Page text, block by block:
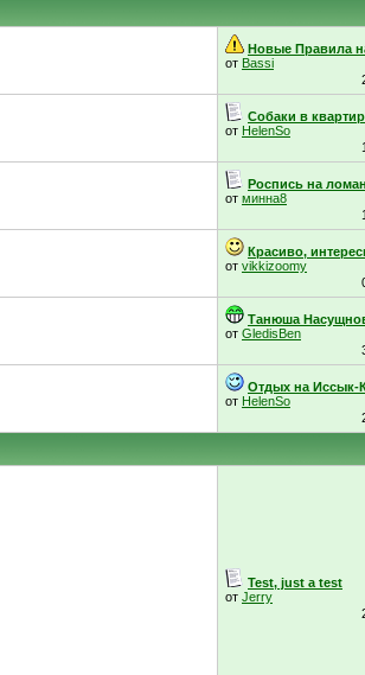
Новые Правила
от Bassi
Собаки в
от HelenSo
Роспись на
от минна8
Красиво,
от vikkizoomy
Танюша
от GledisBen
Отдых на Иссык-
от HelenSo
Test, just a test
от Jerry